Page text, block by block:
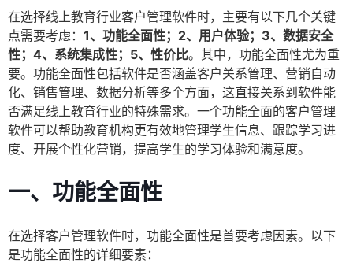
在选择线上教育行业客户管理软件时，主要有以下几个关键
点需要考虑： 1、功能全面性；2、用户体验；3、数据安全
性；4、系统集成性；5、性价比。其中，功能全面性尤为重
要。功能全面性包括软件是否涵盖客户关系管理、营销自动
化、销售管理、数据分析等多个方面，这直接关系到软件能
否满足线上教育行业的特殊需求。一个功能全面的客户管理
软件可以帮助教育机构更有效地管理学生信息、跟踪学习进
度、开展个性化营销，提高学生的学习体验和满意度。
一、功能全面性
在选择客户管理软件时，功能全面性是首要考虑因素。以下
是功能全面性的详细要素：